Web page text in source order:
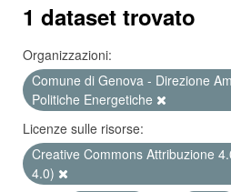
1 dataset trovato
Organizzazioni:
Comune di Genova - Direzione
Politiche Energetiche
Licenze sulle risorse:
Creative Commons Attribuzione
4.0)